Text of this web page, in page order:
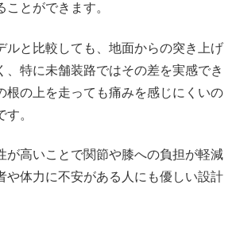
ことができます。
ルと比較しても、地面からの突き上げ
、特に未舗装路ではその差を実感でき
根の上を走っても痛みを感じにくいの
。
が高いことで関節や膝への負担が軽減
や体力に不安がある人にも優しい設計